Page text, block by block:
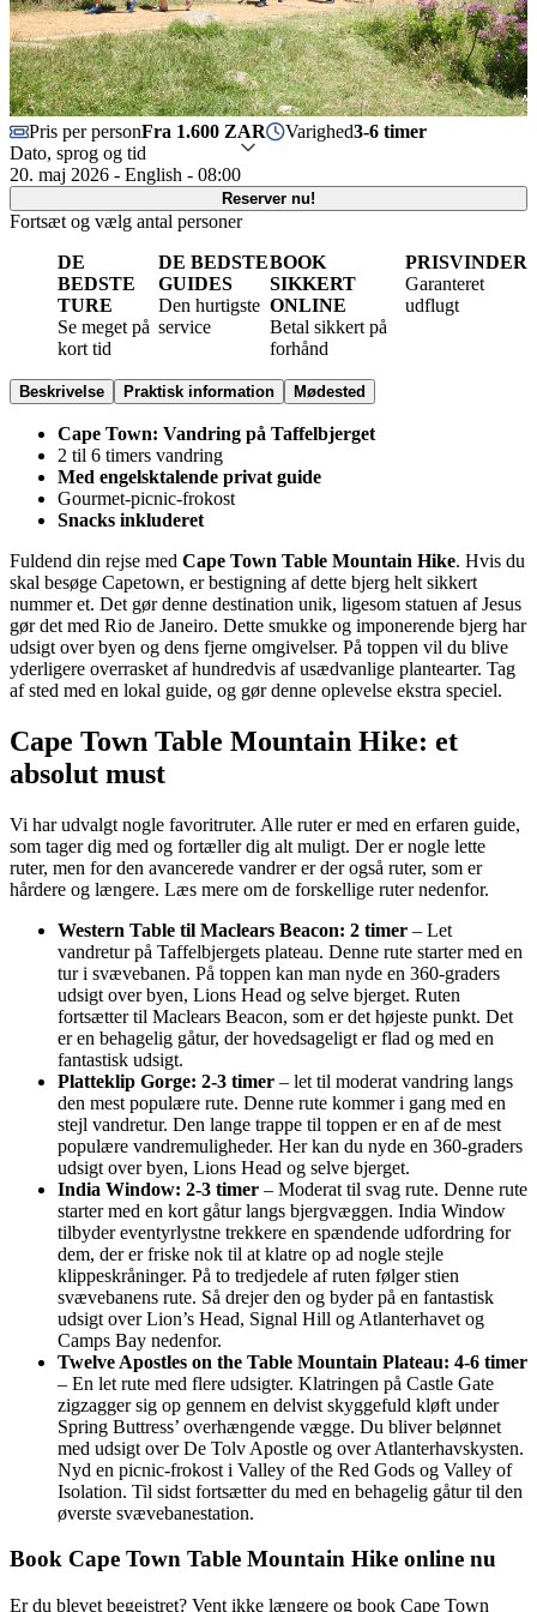
Pris per personFra 1.600 ZAR Varighed3-6 timer
Dato, sprog og tid
20. maj 2026 - English - 08:00
Reserver nu!
Fortsæt og vælg antal personer
DE
BEDSTE
TURE
Se meget på
kort tid
DE BEDSTE
GUIDES
Den hurtigste
service
BOOK
SIKKERT
ONLINE
Betal sikkert på
forhånd
PRISVINDER
Garanteret
udflugt
Beskrivelse Praktisk information Mødested
Cape Town: Vandring på Taffelbjerget
2 til 6 timers vandring
Med engelsktalende privat guide
Gourmet-picnic-frokost
Snacks inkluderet
Fuldend din rejse med Cape Town Table Mountain Hike. Hvis du
skal besøge Capetown, er bestigning af dette bjerg helt sikkert
nummer et. Det gør denne destination unik, ligesom statuen af Jesus
gør det med Rio de Janeiro. Dette smukke og imponerende bjerg har
udsigt over byen og dens fjerne omgivelser. På toppen vil du blive
yderligere overrasket af hundredvis af usædvanlige plantearter. Tag
af sted med en lokal guide, og gør denne oplevelse ekstra speciel.
Cape Town Table Mountain Hike: et
absolut must
Vi har udvalgt nogle favoritruter. Alle ruter er med en erfaren guide,
som tager dig med og fortæller dig alt muligt. Der er nogle lette
ruter, men for den avancerede vandrer er der også ruter, som er
hårdere og længere. Læs mere om de forskellige ruter nedenfor.
Western Table til Maclears Beacon: 2 timer – Let
vandretur på Taffelbjergets plateau. Denne rute starter med en
tur i svævebanen. På toppen kan man nyde en 360-graders
udsigt over byen, Lions Head og selve bjerget. Ruten
fortsætter til Maclears Beacon, som er det højeste punkt. Det
er en behagelig gåtur, der hovedsageligt er flad og med en
fantastisk udsigt.
Platteklip Gorge: 2-3 timer – let til moderat vandring langs
den mest populære rute. Denne rute kommer i gang med en
stejl vandretur. Den lange trappe til toppen er en af de mest
populære vandremuligheder. Her kan du nyde en 360-graders
udsigt over byen, Lions Head og selve bjerget.
India Window: 2-3 timer – Moderat til svag rute. Denne rute
starter med en kort gåtur langs bjergvæggen. India Window
tilbyder eventyrlystne trekkere en spændende udfordring for
dem, der er friske nok til at klatre op ad nogle stejle
klippeskråninger. På to tredjedele af ruten følger stien
svævebanens rute. Så drejer den og byder på en fantastisk
udsigt over Lion’s Head, Signal Hill og Atlanterhavet og
Camps Bay nedenfor.
Twelve Apostles on the Table Mountain Plateau: 4-6 timer
– En let rute med flere udsigter. Klatringen på Castle Gate
zigzagger sig op gennem en delvist skyggefuld kløft under
Spring Buttress’ overhængende vægge. Du bliver belønnet
med udsigt over De Tolv Apostle og over Atlanterhavskysten.
Nyd en picnic-frokost i Valley of the Red Gods og Valley of
Isolation. Til sidst fortsætter du med en behagelig gåtur til den
øverste svævebanestation.
Book Cape Town Table Mountain Hike online nu
Er du blevet begejstret? Vent ikke længere og book Cape Town